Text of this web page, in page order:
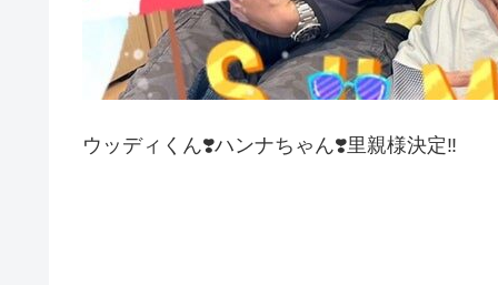
ウッディくん❣️ハンナちゃん❣️里親様決定‼️